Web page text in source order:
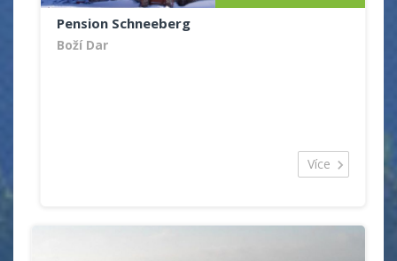
Pension Schneeberg
Boží Dar
Více